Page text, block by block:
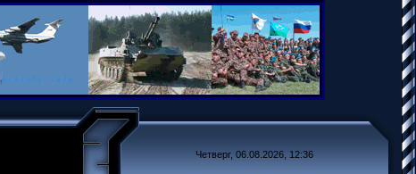
Четверг, 06.08.2026, 12:36